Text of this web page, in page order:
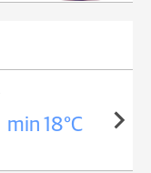
min 18°C